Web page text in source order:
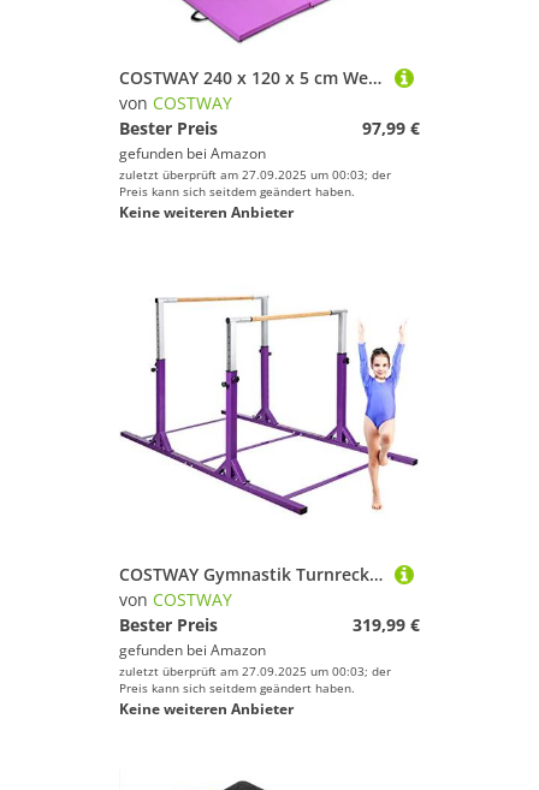
COSTWAY 240 x 120 x 5 cm Weichbodenmatte, Gymnastikmatte klappbar, Turnmatte mit Klettverschluss und 2 Tragegriffe, Yogamatte, Klappmatte, Fitnessmatte für Zuhause
von COSTWAY
Bester Preis
97,99 €
gefunden bei Amazon
zuletzt überprüft am 27.09.2025 um 00:03; der
Preis kann sich seitdem geändert haben.
Keine weiteren Anbieter
COSTWAY Gymnastik Turnreck, Reckstange höhenverstellbar & breiteverstellbar, Reck Turnen bis 100kg belastbar, Turnstange für Zuhause & Fitnessstudio
von COSTWAY
Bester Preis
319,99 €
gefunden bei Amazon
zuletzt überprüft am 27.09.2025 um 00:03; der
Preis kann sich seitdem geändert haben.
Keine weiteren Anbieter